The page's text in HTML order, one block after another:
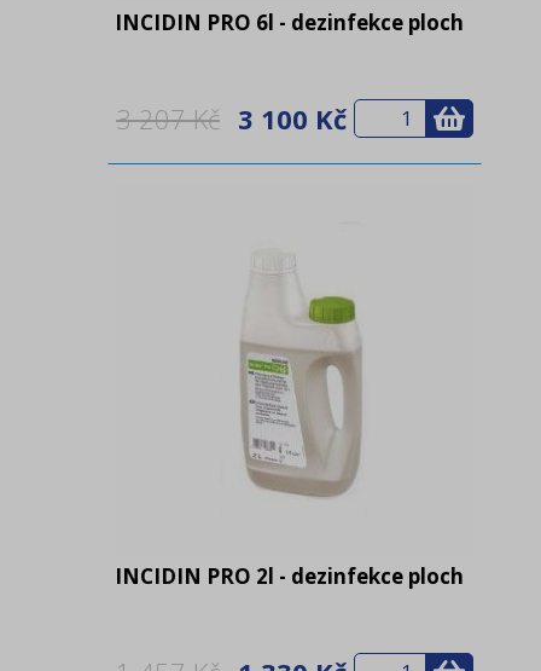
INCIDIN PRO 6l - dezinfekce ploch
3 207 Kč 3 100 Kč
INCIDIN PRO 2l - dezinfekce ploch